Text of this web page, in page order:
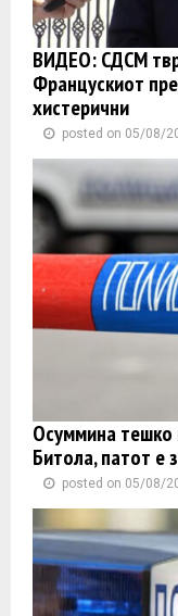
ВИДЕО: СДСМ
Францускиот
хистерични
posted on 05/08/
Осуммина тешко
Битола, патот е
posted on 05/08/